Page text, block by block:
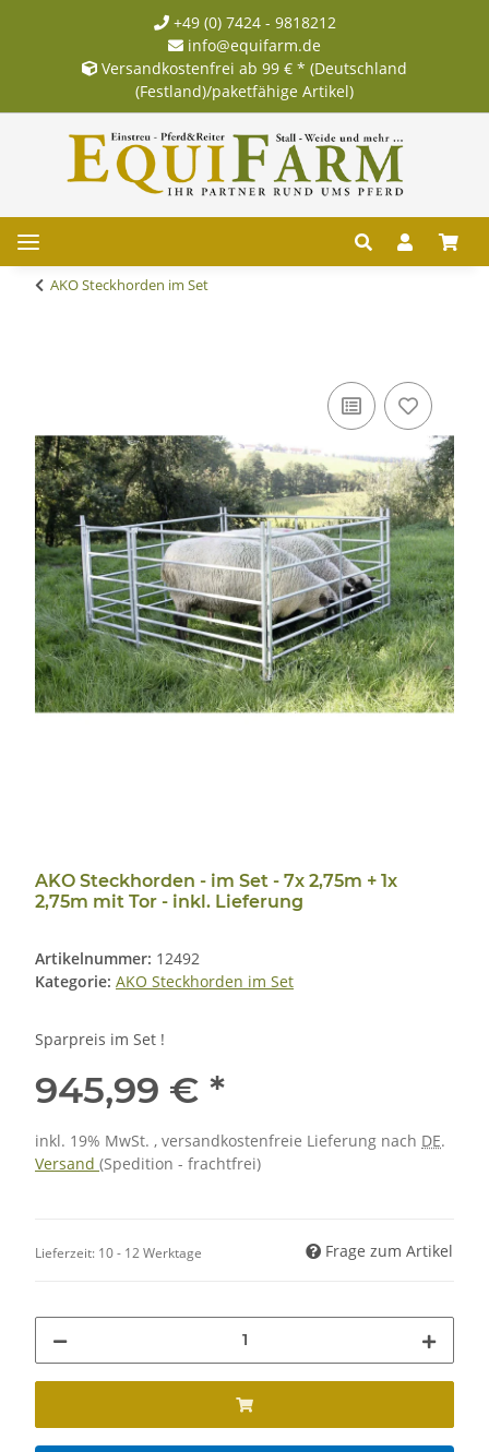
+49 (0) 7424 - 9818212
info@equifarm.de
Versandkostenfrei ab 99 € * (Deutschland
(Festland)/paketfähige Artikel)
AKO Steckhorden im Set
AKO Steckhorden - im Set - 7x 2,75m + 1x
2,75m mit Tor - inkl. Lieferung
Artikelnummer: 12492
Kategorie: AKO Steckhorden im Set
Sparpreis im Set !
945,99 € *
inkl. 19% MwSt. , versandkostenfreie Lieferung nach DE.
Versand (Spedition - frachtfrei)
Lieferzeit: 10 - 12 Werktage Frage zum Artikel